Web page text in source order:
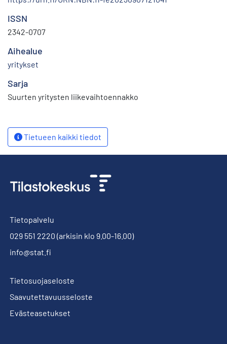
ISSN
2342-0707
Aihealue
yritykset
Sarja
Suurten yritysten liikevaihtoennakko
Tietueen kaikki tiedot
Tietopalvelu
029 551 2220 (arkisin klo 9.00-16.00)
info@stat.fi
Tietosuojaseloste
Saavutettavuusseloste
Evästeasetukset